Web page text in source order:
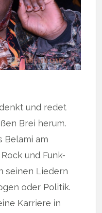
und redet
Brei herum.
Belami am
und Funk-
seinen Liedern
oder Politik.
Karriere in